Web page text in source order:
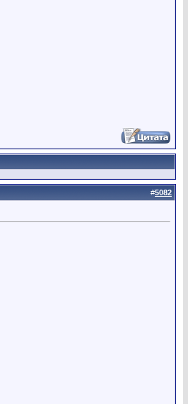
#5082